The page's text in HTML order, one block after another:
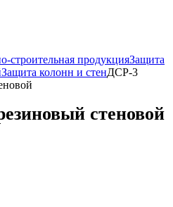
строительная продукцияЗащита
Защита колонн и стенДСР-3
стеновой